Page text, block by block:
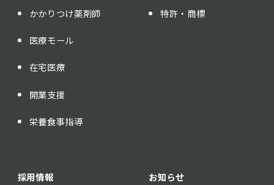
かかりつけ薬剤師
医療モール
在宅医療
開業支援
栄養食事指導
特許・商標
採用情報 お知らせ